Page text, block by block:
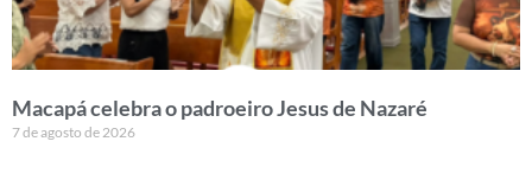
Macapá celebra o padroeiro Jesus de Nazaré
7 de agosto de 2026